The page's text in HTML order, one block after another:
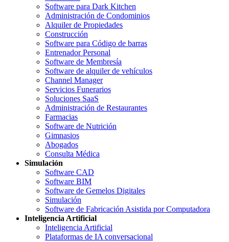
Software para Dark Kitchen
Administración de Condominios
Alquiler de Propiedades
Construcción
Software para Código de barras
Entrenador Personal
Software de Membresía
Software de alquiler de vehículos
Channel Manager
Servicios Funerarios
Soluciones SaaS
Administración de Restaurantes
Farmacias
Software de Nutrición
Gimnasios
Abogados
Consulta Médica
Simulación
Software CAD
Software BIM
Software de Gemelos Digitales
Simulación
Software de Fabricación Asistida por Computadora
Inteligencia Artificial
Inteligencia Artificial
Plataformas de IA conversacional